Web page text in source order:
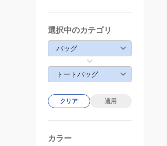
選択中のカテゴリ
バッグ
トートバッグ
クリア 適用
カラー